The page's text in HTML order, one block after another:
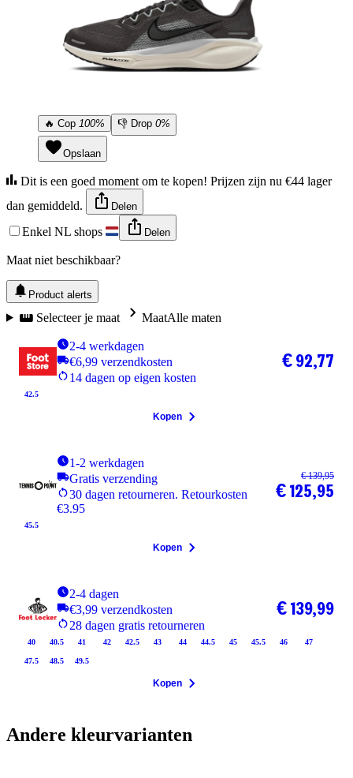
🔥 Cop 100% 👎 Drop 0%
Opslaan
Dit is een goed moment om te kopen! Prijzen zijn nu €44 lager
dan gemiddeld.
Delen
Enkel NL shops Delen
Maat niet beschikbaar?
Product alerts
Selecteer je maat MaatAlle maten
2-4 werkdagen
€6,99 verzendkosten
14 dagen op eigen kosten
42.5
€ 92,77
Kopen
1-2 werkdagen
Gratis verzending
30 dagen retourneren. Retourkosten
€3.95
45.5
€ 139,95
€ 125,95
Kopen
2-4 dagen
€3,99 verzendkosten
28 dagen gratis retourneren
40 40.5 41 42 42.5 43 44 44.5 45 45.5 46 47
47.5 48.5 49.5
€ 139,99
Kopen
Andere kleurvarianten